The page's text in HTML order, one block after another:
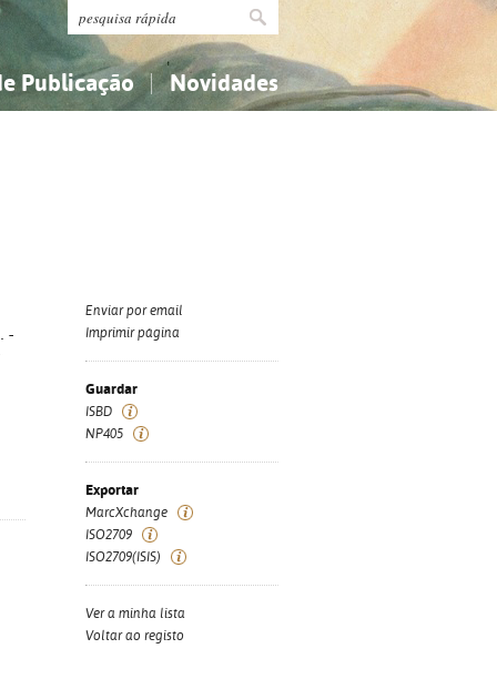
Publicação Novidades
-
Enviar por email
Imprimir página
Guardar
ISBD
NP405
Exportar
MarcXchange
ISO2709
ISO2709(ISIS)
Ver a minha lista
Voltar ao registo